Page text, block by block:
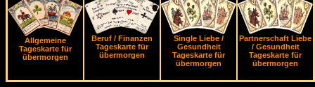
Allgemeine
Tageskarte für
übermorgen
Beruf / Finanzen
Tageskarte für
übermorgen
Single Liebe /
Gesundheit
Tageskarte für
übermorgen
Partnerschaft Liebe
/ Gesundheit
Tageskarte für
übermorgen